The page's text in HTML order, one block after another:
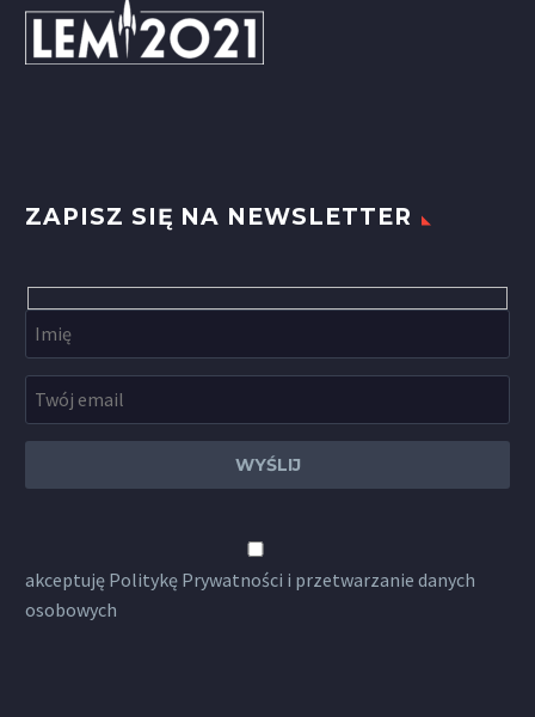
ZAPISZ SIĘ NA NEWSLETTER
akceptuję Politykę Prywatności i przetwarzanie danych
osobowych